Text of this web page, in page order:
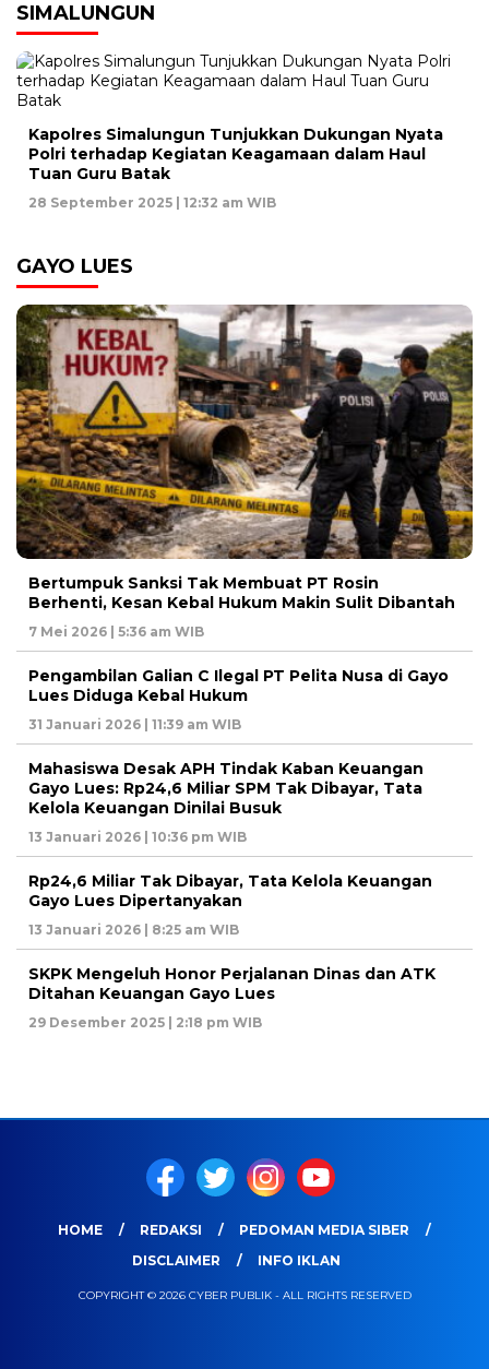
SIMALUNGUN
Kapolres Simalungun Tunjukkan Dukungan Nyata
Polri terhadap Kegiatan Keagamaan dalam Haul
Tuan Guru Batak
28 September 2025 | 12:32 am WIB
GAYO LUES
Bertumpuk Sanksi Tak Membuat PT Rosin
Berhenti, Kesan Kebal Hukum Makin Sulit Dibantah
7 Mei 2026 | 5:36 am WIB
Pengambilan Galian C Ilegal PT Pelita Nusa di Gayo
Lues Diduga Kebal Hukum
31 Januari 2026 | 11:39 am WIB
Mahasiswa Desak APH Tindak Kaban Keuangan
Gayo Lues: Rp24,6 Miliar SPM Tak Dibayar, Tata
Kelola Keuangan Dinilai Busuk
13 Januari 2026 | 10:36 pm WIB
Rp24,6 Miliar Tak Dibayar, Tata Kelola Keuangan
Gayo Lues Dipertanyakan
13 Januari 2026 | 8:25 am WIB
SKPK Mengeluh Honor Perjalanan Dinas dan ATK
Ditahan Keuangan Gayo Lues
29 Desember 2025 | 2:18 pm WIB
HOME REDAKSI
PEDOMAN MEDIA SIBER
DISCLAIMER
INFO IKLAN
COPYRIGHT © 2026 CYBER PUBLIK - ALL RIGHTS RESERVED